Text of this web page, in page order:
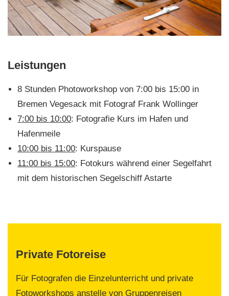
Leistungen
8 Stunden Photoworkshop von 7:00 bis 15:00 in
Bremen Vegesack mit Fotograf Frank Wollinger
7:00 bis 10:00: Fotografie Kurs im Hafen und
Hafenmeile
10:00 bis 11:00: Kurspause
11:00 bis 15:00: Fotokurs während einer Segelfahrt
mit dem historischen Segelschiff Astarte
Private Fotoreise
Für Fotografen die Einzelunterricht und private
Fotoworkshops anstelle von Gruppenreisen